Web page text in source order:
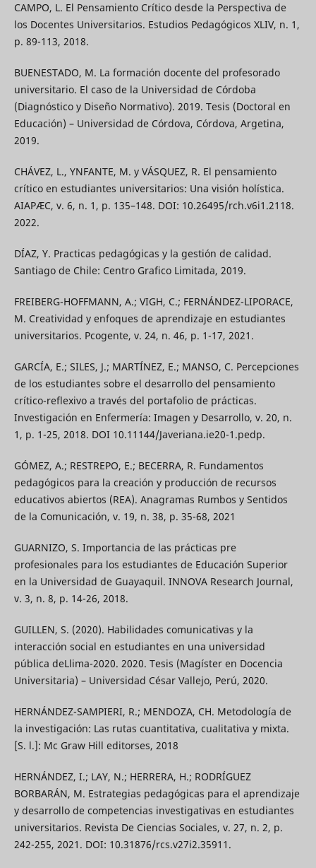
CAMPO, L. El Pensamiento Crítico desde la Perspectiva de
los Docentes Universitarios. Estudios Pedagógicos XLIV, n. 1,
p. 89-113, 2018.
BUENESTADO, M. La formación docente del profesorado
universitario. El caso de la Universidad de Córdoba
(Diagnóstico y Diseño Normativo). 2019. Tesis (Doctoral en
Educación) – Universidad de Córdova, Córdova, Argetina,
2019.
CHÁVEZ, L., YNFANTE, M. y VÁSQUEZ, R. El pensamiento
crítico en estudiantes universitarios: Una visión holística.
AIAPÆC, v. 6, n. 1, p. 135–148. DOI: 10.26495/rch.v6i1.2118.
2022.
DÍAZ, Y. Practicas pedagógicas y la gestión de calidad.
Santiago de Chile: Centro Grafico Limitada, 2019.
FREIBERG-HOFFMANN, A.; VIGH, C.; FERNÁNDEZ-LIPORACE,
M. Creatividad y enfoques de aprendizaje en estudiantes
universitarios. Pcogente, v. 24, n. 46, p. 1-17, 2021.
GARCÍA, E.; SILES, J.; MARTÍNEZ, E.; MANSO, C. Percepciones
de los estudiantes sobre el desarrollo del pensamiento
crítico-reflexivo a través del portafolio de prácticas.
Investigación en Enfermería: Imagen y Desarrollo, v. 20, n.
1, p. 1-25, 2018. DOI 10.11144/Javeriana.ie20-1.pedp.
GÓMEZ, A.; RESTREPO, E.; BECERRA, R. Fundamentos
pedagógicos para la creación y producción de recursos
educativos abiertos (REA). Anagramas Rumbos y Sentidos
de la Comunicación, v. 19, n. 38, p. 35-68, 2021
GUARNIZO, S. Importancia de las prácticas pre
profesionales para los estudiantes de Educación Superior
en la Universidad de Guayaquil. INNOVA Research Journal,
v. 3, n. 8, p. 14-26, 2018.
GUILLEN, S. (2020). Habilidades comunicativas y la
interacción social en estudiantes en una universidad
pública deLlima-2020. 2020. Tesis (Magíster en Docencia
Universitaria) – Universidad César Vallejo, Perú, 2020.
HERNÁNDEZ-SAMPIERI, R.; MENDOZA, CH. Metodología de
la investigación: Las rutas cuantitativa, cualitativa y mixta.
[S. l.]: Mc Graw Hill editorses, 2018
HERNÁNDEZ, I.; LAY, N.; HERRERA, H.; RODRÍGUEZ
BORBARÁN, M. Estrategias pedagógicas para el aprendizaje
y desarrollo de competencias investigativas en estudiantes
universitarios. Revista De Ciencias Sociales, v. 27, n. 2, p.
242-255, 2021. DOI: 10.31876/rcs.v27i2.35911.